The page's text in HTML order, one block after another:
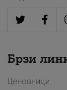
Брзи
Ценовници